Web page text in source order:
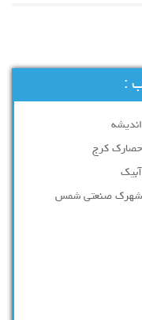
:
حصارک کرج
شهرک صنعتی شمس